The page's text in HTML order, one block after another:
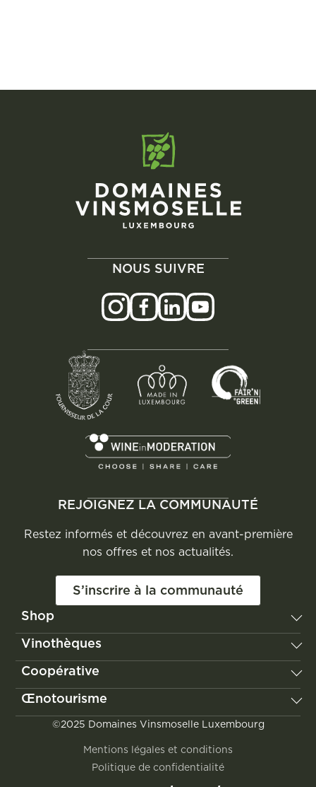
NOUS SUIVRE
REJOIGNEZ LA COMMUNAUTÉ
Restez informés et découvrez en avant-première
nos offres et nos actualités.
S’inscrire à la communauté
Shop
Vignum
Les Vignerons de Domaines Vinsmoselle
Poll-Fabaire
Château Edmond de la Fontaine
Jongwënzer
Vinothèques
Remerschen
Wellenstein
Wormeldange
Grevenmacher
Coopérative
Notre histoire
Nos valeurs
Le vignoble
Nos engagements
Œnotourisme
Découvrir la Moselle luxembourgeoise
Visites & dégustations
Location de salles
©2025 Domaines Vinsmoselle Luxembourg
Mentions légales et conditions
Politique de confidentialité